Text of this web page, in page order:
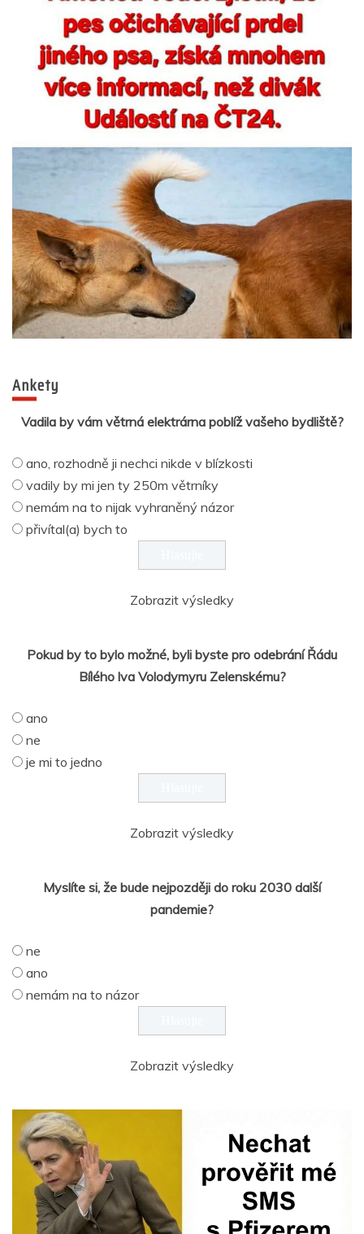
Ankety
Vadila by vám větrná elektrárna poblíž vašeho bydliště?
ano, rozhodně ji nechci nikde v blízkosti
vadily by mi jen ty 250m větrníky
nemám na to nijak vyhraněný názor
přivítal(a) bych to
Zobrazit výsledky
Pokud by to bylo možné, byli byste pro odebrání Řádu
Bílého lva Volodymyru Zelenskému?
ano
ne
je mi to jedno
Zobrazit výsledky
Myslíte si, že bude nejpozději do roku 2030 další
pandemie?
ne
ano
nemám na to názor
Zobrazit výsledky